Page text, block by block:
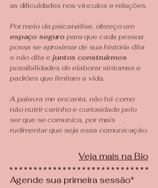
as dificuldades nos vínculos e relações.
Por meio da psicanálise, ofereço um
espaço seguro para que cada pessoa
possa se aproximar de sua história dita
e não dita e juntos construirmos
possibilidades de elaborar sintomas e
padrões que limitam a vida.
A palavra me encanta, não há como
não nutrir carinho e curiosidade pelo
ser que se comunica, por mais
rudimentar que seja essa comunicação.
Veja mais na Bio
Agende sua primeira sessão*